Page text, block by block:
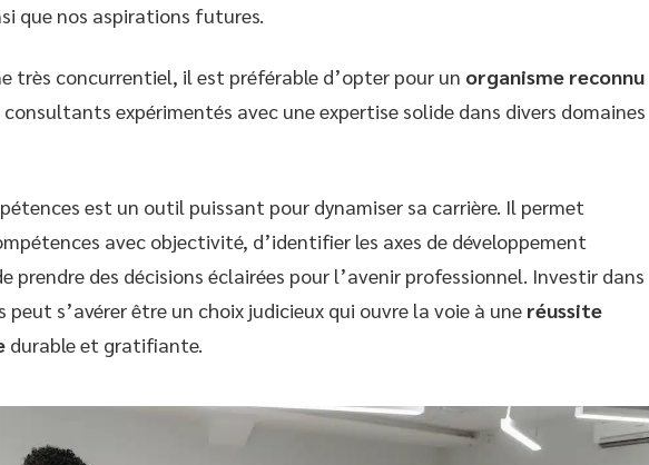
que nos aspirations futures.
très concurrentiel, il est préférable d’opter pour un organisme reconnu
consultants expérimentés avec une expertise solide dans divers domaines
est un outil puissant pour dynamiser sa carrière. Il permet
avec objectivité, d’identifier les axes de développement
prendre des décisions éclairées pour l’avenir professionnel. Investir dans
peut s’avérer être un choix judicieux qui ouvre la voie à une réussite
durable et gratifiante.